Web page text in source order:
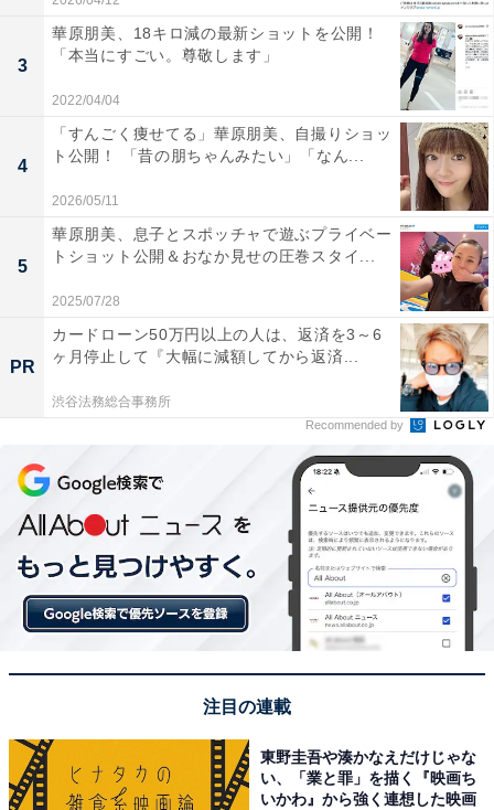
3
華原朋美、18キロ減の最新ショットを公開！
「本当にすごい。尊敬します」
2022/04/04
4
「すんごく痩せてる」華原朋美、自撮りショッ
ト公開！ 「昔の朋ちゃんみたい」「なん...
2026/05/11
5
華原朋美、息子とスポッチャで遊ぶプライベー
トショット公開＆おなか見せの圧巻スタイ...
2025/07/28
PR
カードローン50万円以上の人は、返済を3～6
ヶ月停止して『大幅に減額してから返済...
渋谷法務総合事務所
Recommended by
注目の連載
東野圭吾や湊かなえだけじゃな
い、「業と罪」を描く『映画ち
いかわ』から強く連想した映画